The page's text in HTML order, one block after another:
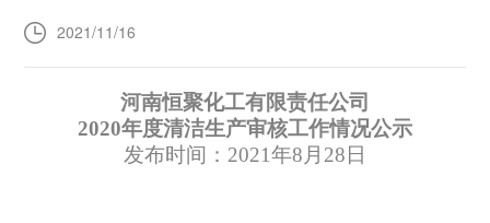
2021/11/16
河南恒聚化工有限责任公司
2020年度清洁生产审核工作情况公示
发布时间： 2021年8 月 28 日